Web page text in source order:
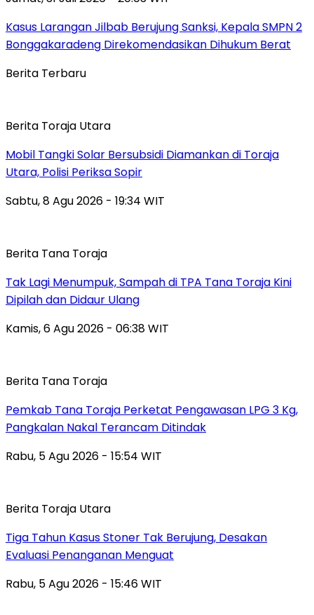
Kasus Larangan Jilbab Berujung Sanksi, Kepala SMPN 2
Bonggakaradeng Direkomendasikan Dihukum Berat
Berita Terbaru
Berita Toraja Utara
Mobil Tangki Solar Bersubsidi Diamankan di Toraja
Utara, Polisi Periksa Sopir
Sabtu, 8 Agu 2026 - 19:34 WIT
Berita Tana Toraja
Tak Lagi Menumpuk, Sampah di TPA Tana Toraja Kini
Dipilah dan Didaur Ulang
Kamis, 6 Agu 2026 - 06:38 WIT
Berita Tana Toraja
Pemkab Tana Toraja Perketat Pengawasan LPG 3 Kg,
Pangkalan Nakal Terancam Ditindak
Rabu, 5 Agu 2026 - 15:54 WIT
Berita Toraja Utara
Tiga Tahun Kasus Stoner Tak Berujung, Desakan
Evaluasi Penanganan Menguat
Rabu, 5 Agu 2026 - 15:46 WIT